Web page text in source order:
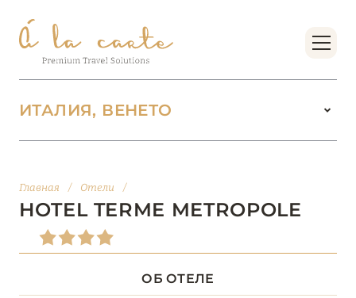
ИТАЛИЯ, ВЕНЕТО
ВАЛЛЕ-Д’АОСТА
ВЕНЕТО
Главная / Отели /
HOTEL TERME METROPOLE
ОБ ОТЕЛЕ